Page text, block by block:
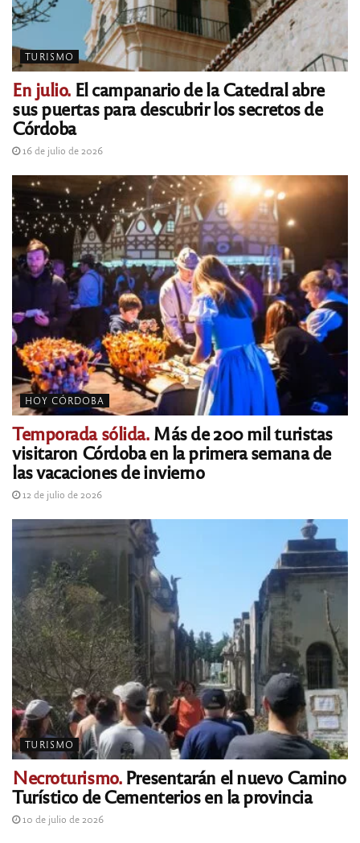
TURISMO
En julio. El campanario de la Catedral abre
sus puertas para descubrir los secretos de
Córdoba
16 de julio de 2026
HOY CÓRDOBA
Temporada sólida.Más de 200 mil turistas
visitaron Córdoba en la primera semana de
las vacaciones de invierno
12 de julio de 2026
TURISMO
Necroturismo.Presentarán el nuevo Camino
Turístico de Cementerios en la provincia
10 de julio de 2026